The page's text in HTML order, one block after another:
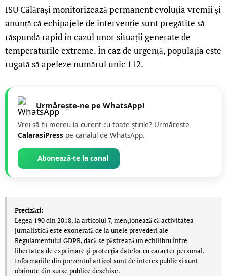
ISU Călărași monitorizează permanent evoluția vremii și
anunță că echipajele de intervenție sunt pregătite să
răspundă rapid în cazul unor situații generate de
temperaturile extreme. În caz de urgență, populația este
rugată să apeleze numărul unic 112.
Urmărește-ne pe WhatsApp!
Vrei să fii mereu la curent cu toate știrile? Urmăreste
CalarasiPress pe canalul de WhatsApp.
Abonează-te la canal
Precizări:
Legea 190 din 2018, la articolul 7, menţionează că activitatea
jurnalistică este exonerată de la unele prevederi ale
Regulamentului GDPR, dacă se păstrează un echilibru între
libertatea de exprimare şi protecţia datelor cu caracter personal.
Informațiile din prezentul articol sunt de interes public și sunt
obținute din surse publice deschise.